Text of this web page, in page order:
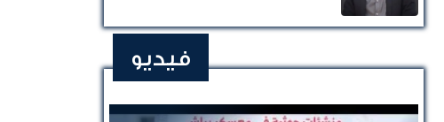
فيديو